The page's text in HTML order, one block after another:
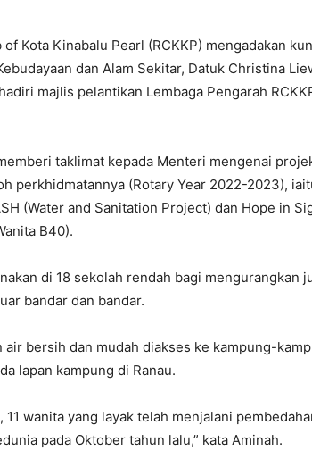
Kota Kinabalu Pearl (RCKKP) mengadakan
dan Alam Sekitar, Datuk Christina
majlis pelantikan Lembaga Pengarah
taklimat kepada Menteri mengenai
perkhidmatannya (Rotary Year 2022-2023),
(Water and Sanitation Project) dan Hope in
B40).
di 18 sekolah rendah bagi mengurangkan
bandar dan bandar.
air bersih dan mudah diakses ke kampung-
lapan kampung di Ranau.
wanita yang layak telah menjalani
pada Oktober tahun lalu,” kata Aminah.